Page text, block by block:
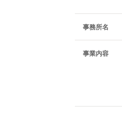
事務所名
事業内容